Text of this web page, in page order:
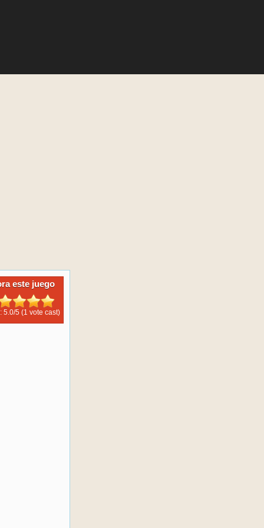
este juego
5.0/5 (1 vote cast)